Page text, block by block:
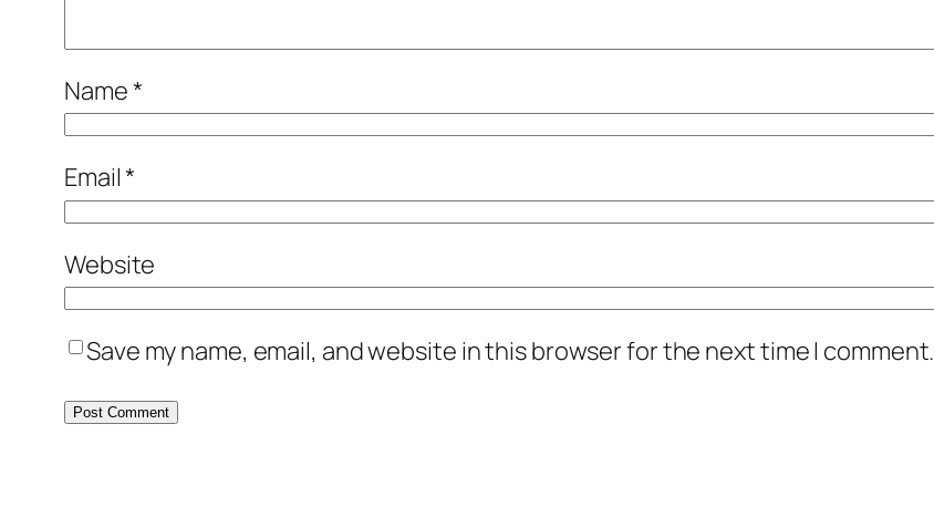
Name*
Email*
Website
Save my name, email, and website in this browser for the next time I comment.